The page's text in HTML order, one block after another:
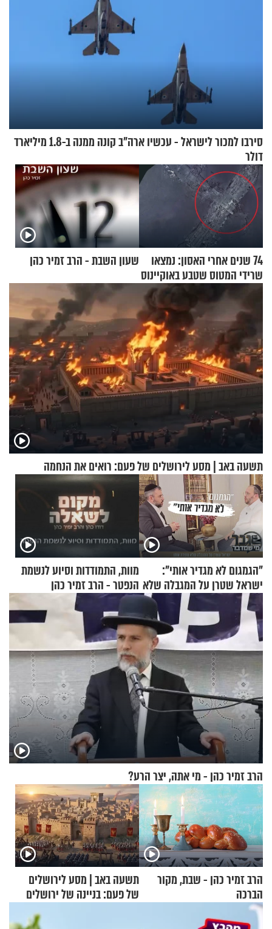
סירבו למכור לישראל - עכשיו ארה"ב קונה ממנה ב-1.8 מיליארד
דולר
74 שנים אחרי האסון: נמצאו
שרידי המטוס שטבע באוקיינוס
עם עשרות נוסעים
שעון השבת - הרב זמיר כהן
תשעה באב | מסע לירושלים של פעם: רואים את הנחמה
"הגמגום לא מגדיר אותי":
ישראל שטרן על המגבלה שלא
עוצרת אותו
מוות, התמודדות וסיוע לנשמת
הנפטר - הרב זמיר כהן
הרב זמיר כהן - מי אתה, יצר הרע?
הרב זמיר כהן - שבת, מקור
הברכה
תשעה באב | מסע לירושלים
של פעם: בניינה של ירושלים